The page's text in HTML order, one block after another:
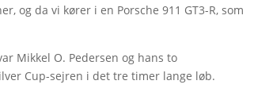
og da vi kører i en Porsche 911 GT3-R, som
Mikkel O. Pedersen og hans to
Cup-sejren i det tre timer lange løb.